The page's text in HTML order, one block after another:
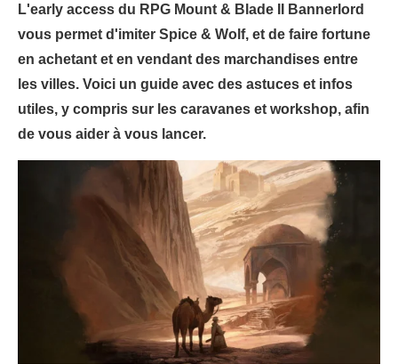
L'early access du RPG Mount & Blade II Bannerlord
vous permet d'imiter Spice & Wolf, et de faire fortune
en achetant et en vendant des marchandises entre
les villes. Voici un guide avec des astuces et infos
utiles, y compris sur les caravanes et workshop, afin
de vous aider à vous lancer.